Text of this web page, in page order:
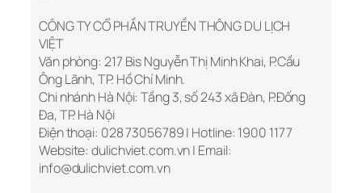
CÔNG TY CỔ PHẦN TRUYỀN THÔNG DU LỊCH
VIỆT
Văn phòng: 217 Bis Nguyễn Thị Minh Khai, P.Cầu
Ông Lãnh, TP. Hồ Chí Minh.
Chi nhánh Hà Nội: Tầng 3, số 243 xã Đàn, P.Đống
Đa, TP. Hà Nội
Điện thoại: 028 73056789 | Hotline: 1900 1177
Website: dulichviet.com.vn | Email:
info@dulichviet.com.vn